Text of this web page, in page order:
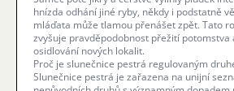
hnízda odhání jiné ryby, někdy i podstatně
mláďata může tlamou přenášet zpět. Tato
zvyšuje pravděpodobnost přežití potomstva
osidlování nových lokalit.
Proč je slunečnice pestrá regulovaným
Slunečnice pestrá je zařazena na unijní